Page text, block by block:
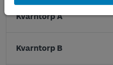
Kvarntorp A
Kvarntorp B